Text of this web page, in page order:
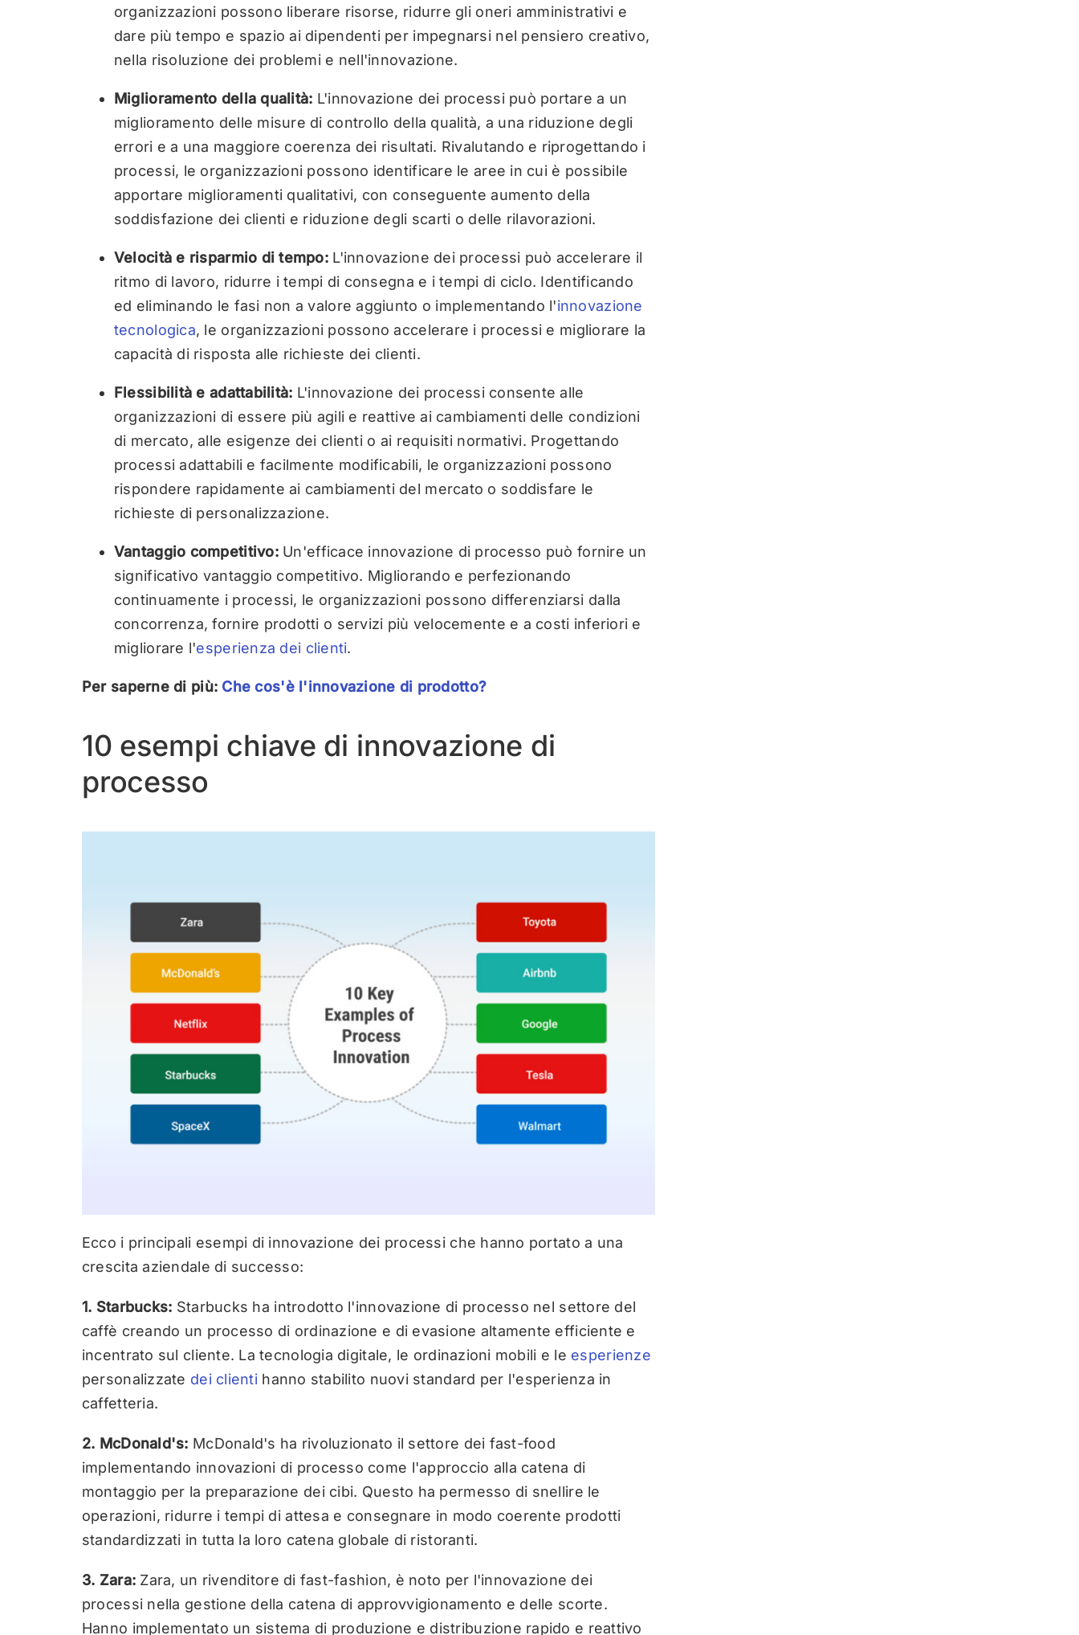
organizzazioni possono liberare risorse, ridurre gli oneri amministrativi e
dare più tempo e spazio ai dipendenti per impegnarsi nel pensiero creativo,
nella risoluzione dei problemi e nell'innovazione.
Miglioramento della qualità: L'innovazione dei processi può portare a un
miglioramento delle misure di controllo della qualità, a una riduzione degli
errori e a una maggiore coerenza dei risultati. Rivalutando e riprogettando i
processi, le organizzazioni possono identificare le aree in cui è possibile
apportare miglioramenti qualitativi, con conseguente aumento della
soddisfazione dei clienti e riduzione degli scarti o delle rilavorazioni.
Velocità e risparmio di tempo: L'innovazione dei processi può accelerare il
ritmo di lavoro, ridurre i tempi di consegna e i tempi di ciclo. Identificando
ed eliminando le fasi non a valore aggiunto o implementando l'innovazione
tecnologica, le organizzazioni possono accelerare i processi e migliorare la
capacità di risposta alle richieste dei clienti.
Flessibilità e adattabilità: L'innovazione dei processi consente alle
organizzazioni di essere più agili e reattive ai cambiamenti delle condizioni
di mercato, alle esigenze dei clienti o ai requisiti normativi. Progettando
processi adattabili e facilmente modificabili, le organizzazioni possono
rispondere rapidamente ai cambiamenti del mercato o soddisfare le
richieste di personalizzazione.
Vantaggio competitivo:Un'efficace innovazione di processo può fornire un
significativo vantaggio competitivo. Migliorando e perfezionando
continuamente i processi, le organizzazioni possono differenziarsi dalla
concorrenza, fornire prodotti o servizi più velocemente e a costi inferiori e
migliorare l'esperienza dei clienti.
Per saperne di più: Che cos'è l'innovazione di prodotto?
10 esempi chiave di innovazione di
processo
Ecco i principali esempi di innovazione dei processi che hanno portato a una
crescita aziendale di successo:
1. Starbucks: Starbucks ha introdotto l'innovazione di processo nel settore del
caffè creando un processo di ordinazione e di evasione altamente efficiente e
incentrato sul cliente. La tecnologia digitale, le ordinazioni mobili e le esperienze
personalizzate dei clientihanno stabilito nuovi standard per l'esperienza in
caffetteria.
2. McDonald's: McDonald's ha rivoluzionato il settore dei fast-food
implementando innovazioni di processo come l'approccio alla catena di
montaggio per la preparazione dei cibi. Questo ha permesso di snellire le
operazioni, ridurre i tempi di attesa e consegnare in modo coerente prodotti
standardizzati in tutta la loro catena globale di ristoranti.
3. Zara: Zara, un rivenditore di fast-fashion, è noto per l'innovazione dei
processi nella gestione della catena di approvvigionamento e delle scorte.
Hanno implementato un sistema di produzione e distribuzione rapido e reattivo